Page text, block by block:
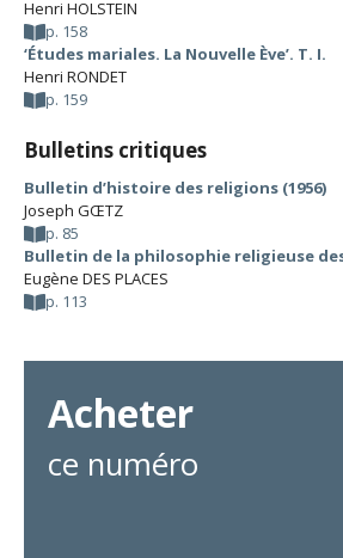
Henri HOLSTEIN
p. 158
‘Études mariales. La Nouvelle Ève’. T. I.
Henri RONDET
p. 159
Bulletins critiques
Bulletin d’histoire des religions (1956)
Joseph GŒTZ
p. 85
Bulletin de la philosophie religieuse des
Eugène DES PLACES
p. 113
Acheter
ce numéro